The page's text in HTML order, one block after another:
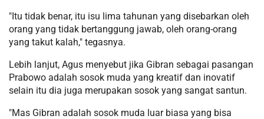
"Itu tidak benar, itu isu lima tahunan yang disebarkan oleh
orang yang tidak bertanggung jawab, oleh orang-orang
yang takut kalah," tegasnya.
Lebih lanjut, Agus menyebut jika Gibran sebagai pasangan
Prabowo adalah sosok muda yang kreatif dan inovatif
selain itu dia juga merupakan sosok yang sangat santun.
"Mas Gibran adalah sosok muda luar biasa yang bisa